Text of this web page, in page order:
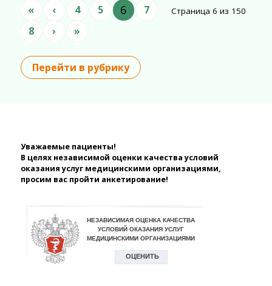
Страница 6 из 150
« ‹ 4 5 6
7
8
› »
Перейти в рубрику
Уважаемые пациенты!
В целях независимой оценки качества условий
оказания услуг медицинскими организациями,
просим вас пройти анкетирование!